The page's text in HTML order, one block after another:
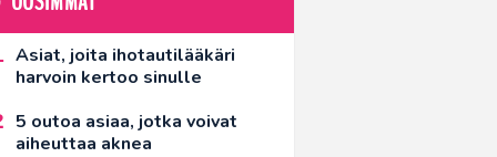
Asiat, joita ihotautilääkäri
harvoin kertoo sinulle
5 outoa asiaa, jotka voivat
aiheuttaa aknea